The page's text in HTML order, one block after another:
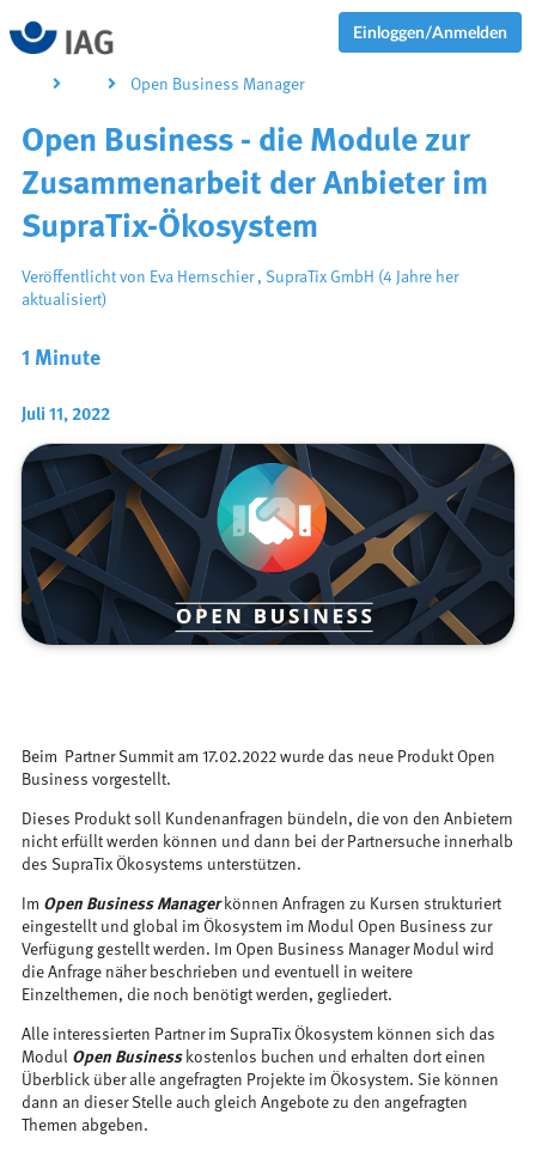
Einloggen/Anmelden
Open Business Manager
1 Minute
Juli 11, 2022
Open Business - die Module zur
Zusammenarbeit der Anbieter im
SupraTix-Ökosystem
Veröffentlicht von Eva Hernschier, SupraTix GmbH (4 Jahre her
aktualisiert)
Beim Partner Summit am 17.02.2022 wurde das neue Produkt Open
Business vorgestellt.
Dieses Produkt soll Kundenanfragen bündeln, die von den Anbietern
nicht erfüllt werden können und dann bei der Partnersuche innerhalb
des SupraTix Ökosystems unterstützen.
Im Open Business Managerkönnen Anfragen zu Kursen strukturiert
eingestellt und global im Ökosystem im Modul Open Business zur
Verfügung gestellt werden. Im Open Business Manager Modul wird
die Anfrage näher beschrieben und eventuell in weitere
Einzelthemen, die noch benötigt werden, gegliedert.
Alle interessierten Partner im SupraTix Ökosystem können sich das
Modul Open Businesskostenlos buchen und erhalten dort einen
Überblick über alle angefragten Projekte im Ökosystem. Sie können
dann an dieser Stelle auch gleich Angebote zu den angefragten
Themen abgeben.